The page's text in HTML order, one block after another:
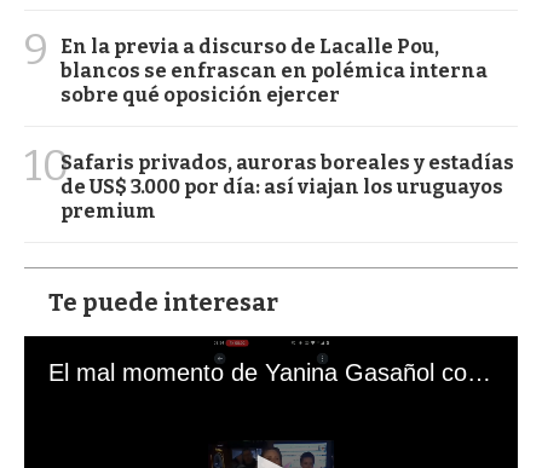
9
En la previa a discurso de Lacalle Pou,
blancos se enfrascan en polémica interna
sobre qué oposición ejercer
10Safaris privados, auroras boreales y estadías
de US$ 3.000 por día: así viajan los uruguayos
premium
Te puede interesar
El mal momento de Yanina Gasañol con un hincha argentino en "Subrayado"